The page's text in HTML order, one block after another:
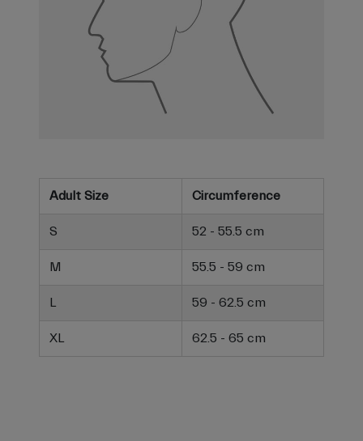
Adult Size Circumference
S 52 - 55.5 cm
M 55.5 - 59 cm
L 59 - 62.5 cm
XL 62.5 - 65 cm